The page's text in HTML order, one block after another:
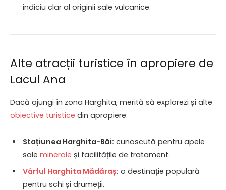
indiciu clar al originii sale vulcanice.
Alte atracții turistice în apropiere de
Lacul Ana
Dacă ajungi în zona Harghita, merită să explorezi și alte
obiective turistice din apropiere:
Stațiunea Harghita-Băi: cunoscută pentru apele
sale minerale și facilitățile de tratament.
Vârful Harghita Mădăraș: o destinație populară
pentru schi și drumeții.